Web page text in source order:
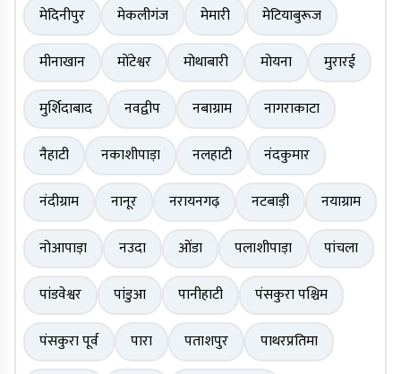
मेदिनीपुर मेकलीगंज मेमारी
मेटियाबुरूज
मीनाखान
मोंटेश्वर मोथाबारी मोयना
मुरारई
मुर्शिदाबाद
नवद्वीप नबाग्राम
नागराकाटा
नैहाटी
नकाशीपाड़ा नलहाटी
नंदकुमार
नंदीग्राम
नानूर नरायनगढ़ नटबाड़ी
नयाग्राम
नोआपाड़ा
नउदा ओंडा पलाशीपाड़ा
पांचला
पांडवेश्वर
पांडुआ पानीहाटी
पंसकुरा पश्चिम
पंसकुरा पूर्व
पारा पताशपुर
पाथरप्रतिमा